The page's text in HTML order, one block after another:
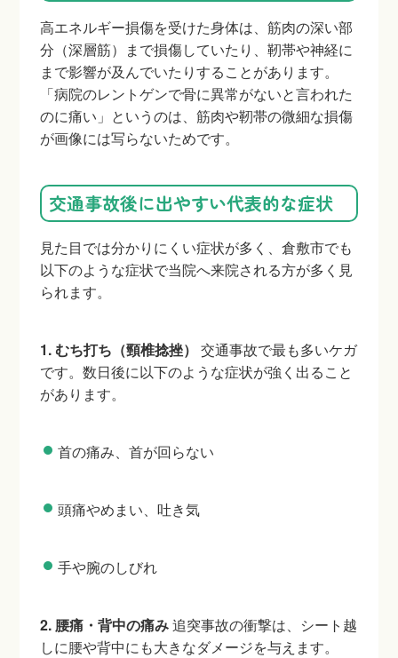
高エネルギー損傷を受けた身体は、筋肉の深い部
分（深層筋）まで損傷していたり、靭帯や神経に
まで影響が及んでいたりすることがあります。
「病院のレントゲンで骨に異常がないと言われた
のに痛い」というのは、筋肉や靭帯の微細な損傷
が画像には写らないためです。
交通事故後に出やすい代表的な症状
見た目では分かりにくい症状が多く、倉敷市でも
以下のような症状で当院へ来院される方が多く見
られます。
1. むち打ち（頸椎捻挫） 交通事故で最も多いケガ
です。数日後に以下のような症状が強く出ること
があります。
首の痛み、首が回らない
頭痛やめまい、吐き気
手や腕のしびれ
2. 腰痛・背中の痛み追突事故の衝撃は、シート越
しに腰や背中にも大きなダメージを与えます。